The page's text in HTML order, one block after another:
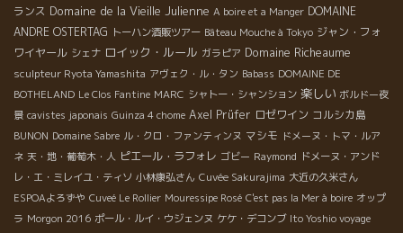
ランス Domaine de la Vieille Julienne A boire et a Manger DOMAINE
ANDRE OSTERTAG トーハン酒販ツアー Bâteau Mouche à Tokyo ジャン・フォ
ワイヤール シェナ ロイック・ルール ガラピア Domaine Richeaume
sculpteur Ryota Yamashita アヴェク・ル・タン Babass DOMAINE DE
BOTHELAND Le Clos Fantine MARC シャトー・シャンション 楽しい ボルドー夜
景 cavistes japonais Guinza 4 chome Axel Prüfer ロゼワイン コルシカ島
BUNON Domaine Sabre ル・クロ・ファンティンヌ マシモ ドメーヌ・トマ・ルア
ネ 天・地・葡萄木・人 ピエール・ラフォレ ゴビー Raymond ドメーヌ・アンド
レ・エ・ミレイユ・ティソ 小林康弘さん Cuvée Sakurajima 大近の久米さん
ESPOAよろずや Cuveé Le Rollier Mouressipe Rosé C'est pas la Mer à boire オップ
ラ Morgon 2016 ポール・ルイ・ウジェンヌ ケケ・デコンブ Ito Yoshio voyage